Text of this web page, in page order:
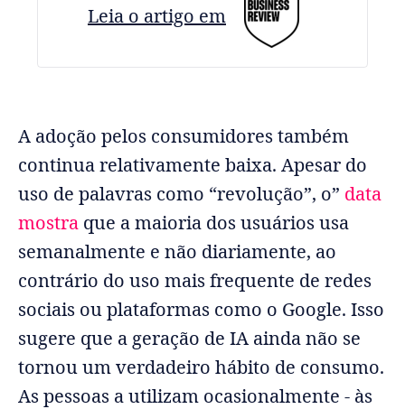
Leia o artigo em
A adoção pelos consumidores também
continua relativamente baixa. Apesar do
uso de palavras como “revolução”, o” data
mostra que a maioria dos usuários usa
semanalmente e não diariamente, ao
contrário do uso mais frequente de redes
sociais ou plataformas como o Google. Isso
sugere que a geração de IA ainda não se
tornou um verdadeiro hábito de consumo.
As pessoas a utilizam ocasionalmente - às